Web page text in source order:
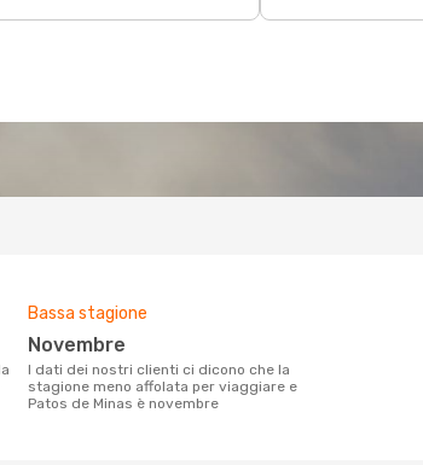
Bassa stagione
novembre
I dati dei nostri clienti ci dicono che la
stagione meno affolata per viaggiare e
Patos de Minas è novembre